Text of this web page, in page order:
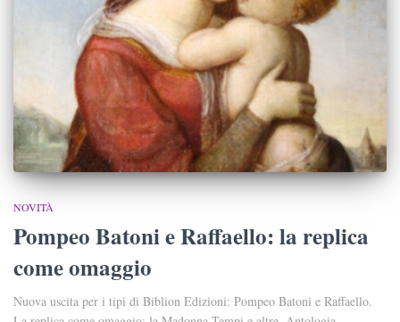
NOVITÀ
Pompeo Batoni e Raffaello: la replica
come omaggio
Nuova uscita per i tipi di Biblion Edizioni: Pompeo Batoni e Raffaello.